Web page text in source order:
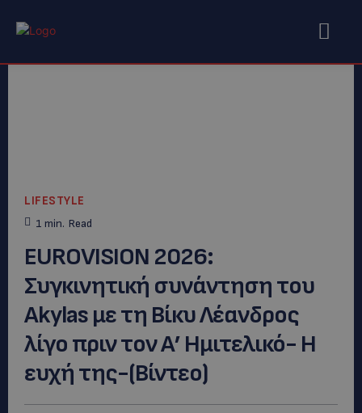
LIFESTYLE
1 min. Read
EUROVISION 2026:
Συγκινητική συνάντηση του
Akylas με τη Βίκυ Λέανδρος
λίγο πριν τον Α’ Ημιτελικό- H
ευχή της-(Βίντεο)